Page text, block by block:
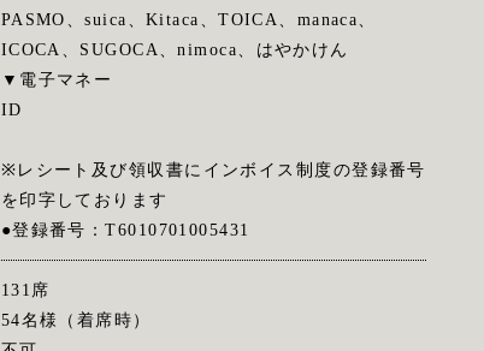
PASMO、suica、Kitaca、TOICA、manaca、
ICOCA、SUGOCA、nimoca、はやかけん
▼電子マネー
ID
※レシート及び領収書にインボイス制度の登録番号
を印字しております
●登録番号：T6010701005431
131席
54名様（着席時）